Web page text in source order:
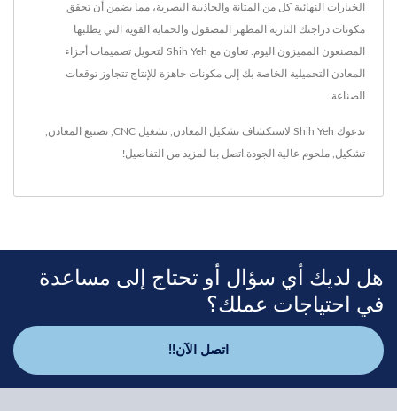
الخيارات النهائية كل من المتانة والجاذبية البصرية، مما يضمن أن تحقق
مكونات دراجتك النارية المظهر المصقول والحماية القوية التي يطلبها
المصنعون المميزون اليوم. تعاون مع Shih Yeh لتحويل تصميمات أجزاء
المعادن التجميلية الخاصة بك إلى مكونات جاهزة للإنتاج تتجاوز توقعات
الصناعة.
تدعوك Shih Yeh لاستكشاف تشكيل المعادن تشغيل CNC تصنيع المعادن
تشكيل ملحوم عالية الجودة. اتصل بنا لمزيد من التفاصيل!
هل لديك أي سؤال أو تحتاج إلى مساعدة
في احتياجات عملك؟
اتصل الآن!!